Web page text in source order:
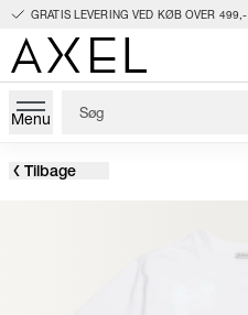
GRATIS LEVERING VED KØB OVER 499,-
Menu
Tilbage